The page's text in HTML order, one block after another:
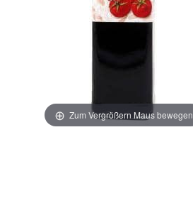
Zum Vergrößern Maus bewegen